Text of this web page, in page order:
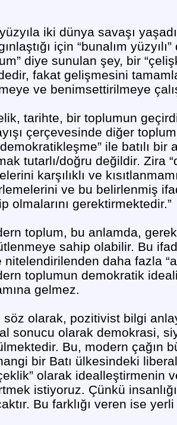
iki dünya savaşı
için “bunalım
diye sunulan şey, bir
fakat gelişmesini
ve benimsettirilmeye
tarihte, bir toplumun
çerçevesinde diğer
ile batılı
tutarlı/doğru değildir. Zira
karşılıklı ve
ve bu belirlenmiş
olmalarını gerektirmektedir.”
toplum, bu anlamda,
sahip olabilir. Bu
nitelendirilenden daha fazla
toplumun demokratik
gelmez.
söz olarak, pozitivist bilgi
sonucu olarak demokrasi,
Bu, modern çağın
bir Batı ülkesindeki
olarak idealleştirmenin
istiyoruz. Çünkü
Bu farklığı veren ise